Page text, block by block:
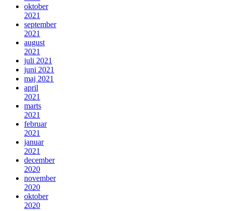
oktober
2021
september
2021
august
2021
juli 2021
juni 2021
maj 2021
april
2021
marts
2021
februar
2021
januar
2021
december
2020
november
2020
oktober
2020